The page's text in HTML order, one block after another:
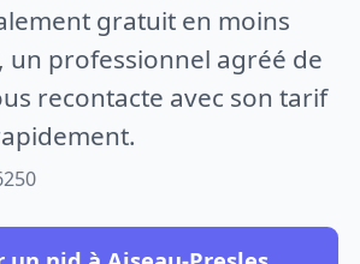
gratuit en moins
un professionnel agréé de
recontacte avec son tarif